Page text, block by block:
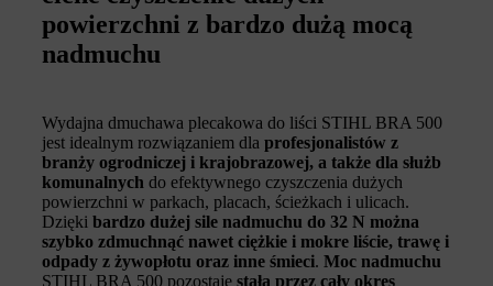
powierzchni z bardzo dużą mocą
nadmuchu
Wydajna dmuchawa plecakowa do liści STIHL BRA 500
jest idealnym rozwiązaniem dla profesjonalistów z
branży ogrodniczej i krajobrazowej, a także dla służb
komunalnych do efektywnego czyszczenia dużych
powierzchni w parkach, placach, ścieżkach i ulicach.
Dzięki bardzo dużej sile nadmuchu do 32 N można
szybko zdmuchnąć nawet ciężkie i mokre liście, trawę i
odpady z żywopłotu oraz inne śmieci. Moc nadmuchu
STIHL BRA 500 pozostaje stała przez cały okres